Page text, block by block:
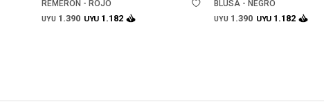
REMERON - ROJO
UYU 1.390 UYU 1.182
BLUSA - NEGRO
UYU 1.390 UYU 1.182